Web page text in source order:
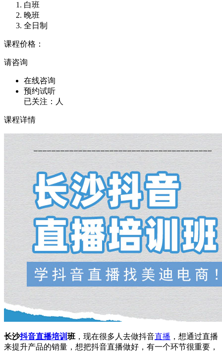
白班
晚班
全日制
课程价格：
请咨询
在线咨询
预约试听
已关注： 人
课程详情
长沙抖音直播培训 班 ，现在很多人去做抖音直播 ，想通过直播
来提升产品的销量，想把抖音直播做好，有一个环节很重要，